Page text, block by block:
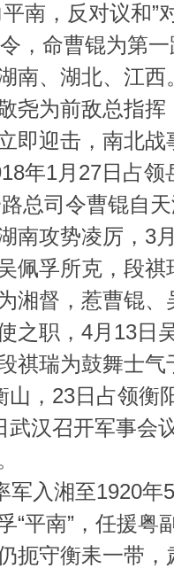
南，反对议和”
，命曹锟为第
南、湖北、江
尧为前敌总指
即迎击，南北
年1月27日占领
总司令曹锟自
南攻势凌厉，3
佩孚所克，段
湘督，惹曹锟
之职，4月13日
祺瑞为鼓舞士
山，23日占领衡
武汉召开军事会
军入湘至1920
“平南”，任援粤
扼守衡耒一带，